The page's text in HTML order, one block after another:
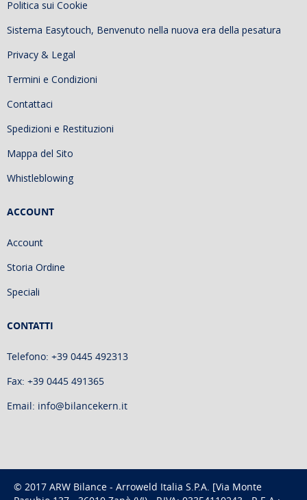
Politica sui Cookie
Sistema Easytouch, Benvenuto nella nuova era della pesatura
Privacy & Legal
Termini e Condizioni
Contattaci
Spedizioni e Restituzioni
Mappa del Sito
Whistleblowing
ACCOUNT
Account
Storia Ordine
Speciali
CONTATTI
Telefono: +39 0445 492313
Fax: +39 0445 491365
Email: info@bilancekern.it
© 2017 ARW Bilance - Arroweld Italia S.P.A. [Via Monte